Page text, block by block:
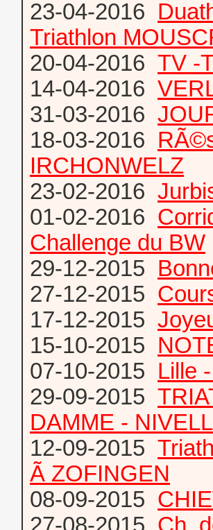
23-04-2016
Triathlon
20-04-2016 TV -
14-04-2016
31-03-2016
18-03-2016
IRCHONWELZ
23-02-2016
01-02-2016
Challenge du BW
29-12-2015
27-12-2015
17-12-2015
15-10-2015
07-10-2015 Lille
29-09-2015
DAMME -
12-09-2015
Ã ZOFINGEN
08-09-2015
27-08-2015 Ch.